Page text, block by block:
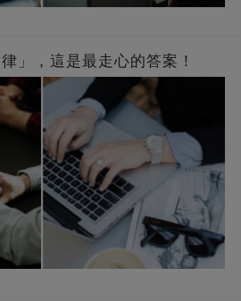
」，這是最走心的答案！